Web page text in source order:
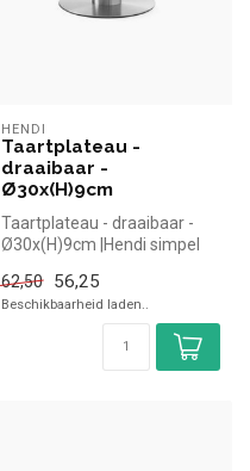
HENDI
Taartplateau -
draaibaar -
Ø30x(H)9cm
Taartplateau - draaibaar -
Ø30x(H)9cm |Hendi simpel
62,50
56,25
Beschikbaarheid laden..